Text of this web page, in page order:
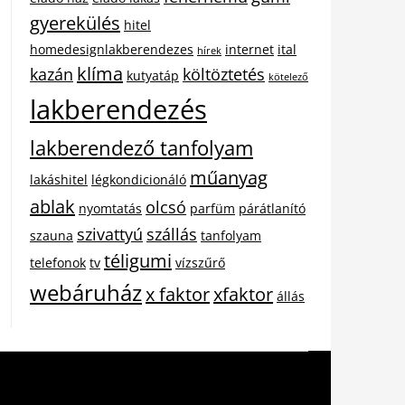
gyerekülés hitel
homedesignlakberendezes hírek internet ital
kazán klíma kutyatáp költöztetés kötelező
lakberendezés
lakberendező tanfolyam
lakáshitel légkondicionáló műanyag
ablak nyomtatás olcsó parfüm párátlanító
szauna szivattyú szállás tanfolyam
telefonok tv téligumi vízszűrő
webáruházx faktorxfaktor állás